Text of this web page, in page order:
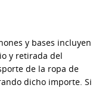
y bases incluyen
y retirada del
de la ropa de
dicho importe. Si